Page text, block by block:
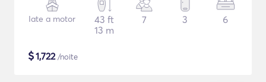
Iate a motor
43 ft
13 m
7 3 6
$1,722/noite